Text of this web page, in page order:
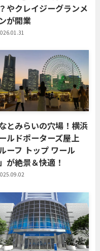
やクレイジーグランメ
が開業
とみらいの穴場！横浜
ルドポーターズ屋上
ルーフ トップ ワール
が絶景＆快適！